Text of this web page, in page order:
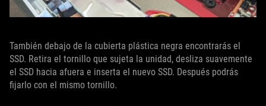
También debajo de la cubierta plástica negra encontrarás el
SSD. Retira el tornillo que sujeta la unidad, desliza suavemente
el SSD hacia afuera e inserta el nuevo SSD. Después podrás
fijarlo con el mismo tornillo.